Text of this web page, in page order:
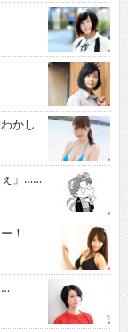
かし
」……
！